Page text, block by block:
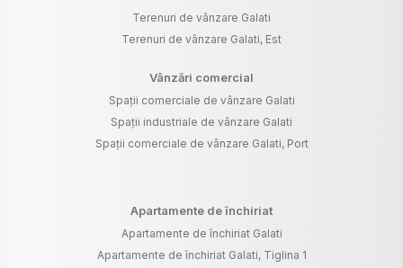
Terenuri de vânzare Galati
Terenuri de vânzare Galati, Est
Vânzări comercial
Spații comerciale de vânzare Galati
Spații industriale de vânzare Galati
Spații comerciale de vânzare Galati, Port
Apartamente de închiriat
Apartamente de închiriat Galati
Apartamente de închiriat Galati, Tiglina 1